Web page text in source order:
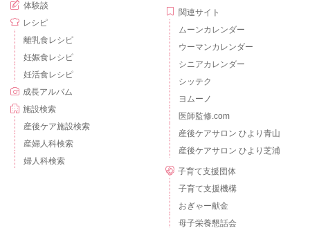
体験談
レシピ
離乳食レシピ
妊娠食レシピ
妊活食レシピ
成長アルバム
施設検索
産後ケア施設検索
産婦人科検索
婦人科検索
関連サイト
ムーンカレンダー
ウーマンカレンダー
シニアカレンダー
シッテク
ヨムーノ
医師監修.com
産後ケアサロン ひより青山
産後ケアサロン ひより芝浦
子育て支援団体
子育て支援機構
おぎゃー献金
母子栄養懇話会